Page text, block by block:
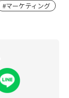
#マーケティング